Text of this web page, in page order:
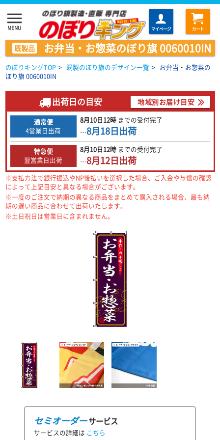
menu
MENU マイページ カート
既製品 お弁当・お惣菜のぼり旗 0060010IN
のぼりキングTOP > 既製のぼり旗のデザイン一覧 > お弁当・お惣菜の
ぼり旗 0060010IN
出荷日の目安 地域別お届け目安
通常便
4営業日出荷
8月10日12時 までの受付完了
…8月18日出荷
特急便
翌営業日出荷
8月10日12時 までの受付完了
…8月12日出荷
※支払方法で銀行振込やNP後払いを選択した場合、ご入金や与信の確認
によって上記目安と異なる場合がございます。
※一度のご注文で納期の異なる商品をまとめて購入される場合、最も納
期の遅い商品に合わせて出荷いたします。
※土日祝日は営業日に含まれません。
セミオーダーサービス
サービスの詳細は こちら